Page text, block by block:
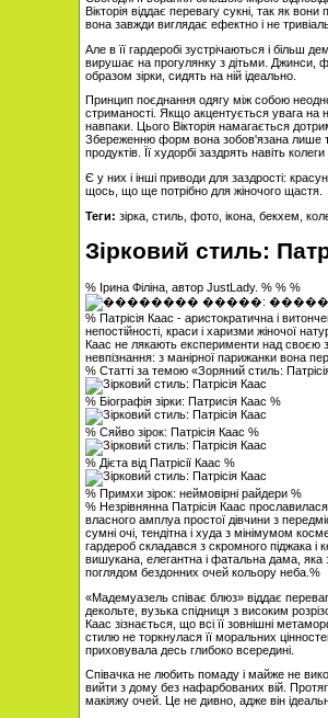
Вікторія віддає перевагу сукні, так як
вона завжди виглядає ефектно і не
Але в її гардеробі зустрічаються і більш
вирушає на прогулянку з дітьми. Джинси,
образом зірки, сидять на ній ідеально.
Принцип поєднання одягу між собою
стриманості. Якщо акцентується увага на
навпаки. Цього Вікторія намагається
Збереженню форм вона зобов'язана лише
продуктів. Її худорбі заздрять навіть
Є у них і інші приводи для заздрості:
щось, що ще потрібно для жіночого щастя.
Теги: зірка, стиль, фото, ікона, бекхем,
Зірковий стиль:
% Ірина Філіна, автор JustLady. % % %
% Патрісія Каас - аристократична і
непостійності, краси і харизми жіночої
Каас не лякають експерименти над своєю
невпізнання: з манірної парижанки вона
% Статті за темою «Зоряний стиль:
% Біографія зірки: Патрисія Каас %
% Сяйво зірок: Патрісія Каас %
% Дієта від Патрісії Каас %
% Примхи зірок: неймовірні райдери %
% Незрівнянна Патрісія Каас
власного амплуа простої дівчини з
сумні очі, тендітна і худа з мінімумом
гардероб складався з скромного піджака і
вишукана, елегантна і фатальна дама,
поглядом бездонних очей кольору неба.%
«Мадемуазель співає блюз» віддає
декольте, вузька спідниця з високим
Каас зізнається, що всі її зовнішні
стилю не торкнулася її моральних
приховувала десь глибоко всередині.
Співачка не любить помаду і майже не
вийти з дому без нафарбованих вій.
макіяжу очей. Це не дивно, адже він